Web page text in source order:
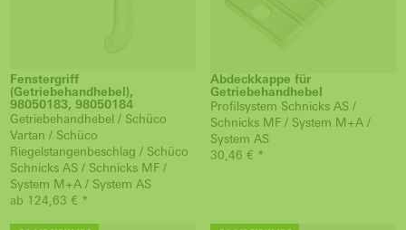
Fenstergriff
(Getriebehandhebel),
98050183, 98050184
Getriebehandhebel / Schüco
Vartan / Schüco
Riegelstangenbeschlag / Schüco
Schnicks AS / Schnicks MF /
System M+A / System AS
ab 124,63 € *
Abdeckkappe für
Getriebehandhebel
Profilsystem Schnicks AS /
Schnicks MF / System M+A /
System AS
30,46 € *